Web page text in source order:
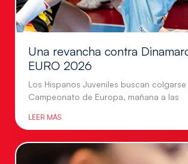
Una revancha contra
EURO 2026
Los Hispanos Juveniles buscan
Campeonato de Europa, mañana a las
LEER MÁS